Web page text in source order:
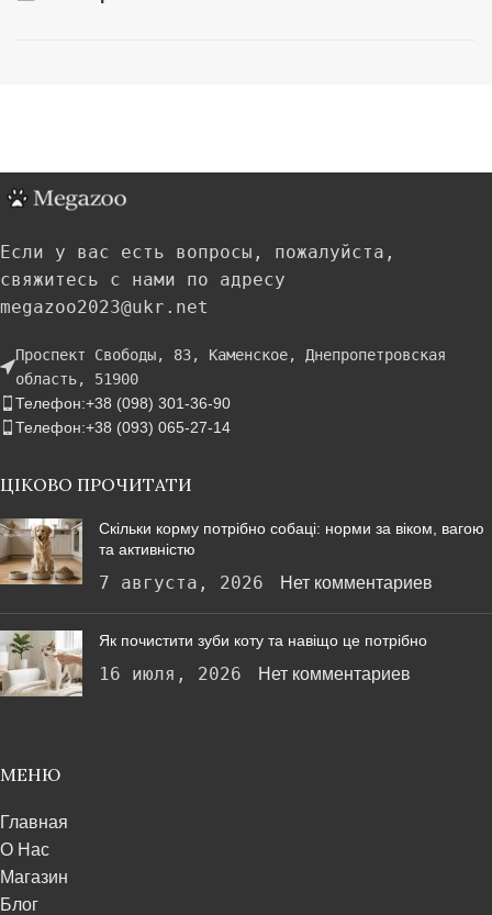
Если у вас есть вопросы, пожалуйста,
свяжитесь с нами по адресу
megazoo2023@ukr.net
Проспект Свободы, 83, Каменское, Днепропетровская
область, 51900
Телефон:+38 (098) 301-36-90
Телефон:+38 (093) 065-27-14
ЦІКОВО ПРОЧИТАТИ
Скільки корму потрібно собаці: норми за віком, вагою
та активністю
7 августа, 2026 Нет комментариев
Як почистити зуби коту та навіщо це потрібно
16 июля, 2026 Нет комментариев
МЕНЮ
Главная
О Нас
Магазин
Блог